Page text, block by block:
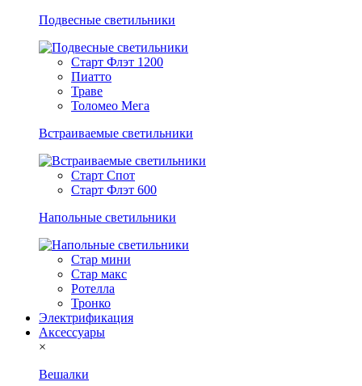
Подвесные светильники
Старт Флэт 1200
Пиатто
Траве
Толомео Мега
Встраиваемые светильники
Старт Спот
Старт Флэт 600
Напольные светильники
Стар мини
Стар макс
Ротелла
Тронко
Электрификация
Аксессуары
×
Вешалки